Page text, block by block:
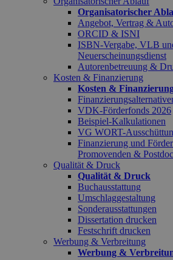
Organisatorischer
Angebot, Vertrag &
ORCID & ISNI
ISBN-Vergabe, VLB
Neuerscheinungsdienst
Autorenbetreuung &
Kosten & Finanzierung
Kosten &
VDK-Förderfonds 2026
Beispiel-Kalkulationen
VG WORT-
Finanzierung und
Promovenden &
Qualität & Druck
Qualität & Druck
Buchausstattung
Umschlaggestaltung
Sonderausstattungen
Dissertation drucken
Festschrift drucken
Werbung & Verbreitung
Werbung &